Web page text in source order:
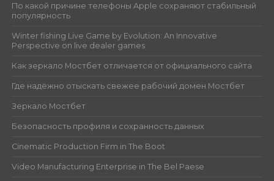
По какой причине телефоны Apple сохраняют стабильный
популярность
Winter fishing Live Game by Evolution: An Innovative
Perspective on live dealer games
Как зеркало Мостбет отличается от официального сайта
Где надёжно отыскать свежее рабочий домен Мостбет
Зеркало Мостбет
Безопасность профиля и сохранность данных
Cinematic Production Firm in The Boot
Video Manufacturing Enterprise in The Bel Paese